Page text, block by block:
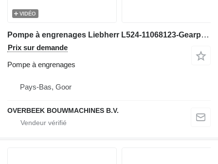
VIDÉO
Pompe à engrenages Liebherr L524-11068123-Gearpump/Zahnradpumpe/Tandwielpomp pour excavateur
Prix sur demande
Pompe à engrenages
Pays-Bas, Goor
OVERBEEK BOUWMACHINES B.V.